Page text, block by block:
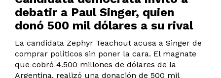
debatir a Paul Singer, quien
donó 500 mil dólares a su rival
La candidata Zephyr Teachout acusa a Singer de
comprar políticos sin poner la cara. El magnate
que cobró 4.500 millones de dólares de la
Argentina, realizó una donación de 500 mil